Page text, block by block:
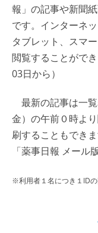
報」の記事や新聞
です。インターネ
タブレット、スマ
閲覧することがで
03日から）
最新の記事は一
金）の午前０時よ
刷することもでき
「薬事日報 メール
※利用者１名につき１IDの